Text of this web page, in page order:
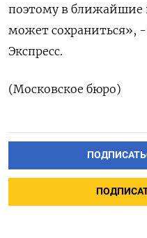
поэтому ‌в ближайшие
может сохраниться»,
Экспресс.
(Московское бюро)